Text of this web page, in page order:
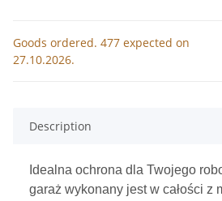
Goods ordered. 477 expected on
27.10.2026.
Description
Idealna ochrona dla Twojego
garaż wykonany jest w całości z